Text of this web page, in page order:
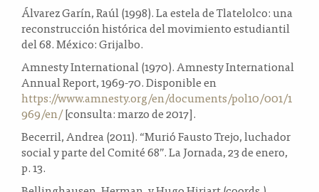
Álvarez Garín, Raúl (1998). La estela de Tlatelolco: una
reconstrucción histórica del movimiento estudiantil
del 68. México: Grijalbo.
Amnesty International (1970). Amnesty International
Annual Report, 1969-70. Disponible en
https://www.amnesty.org/en/documents/pol10/001/1
969/en/[consulta: marzo de 2017].
Becerril, Andrea (2011). “Murió Fausto Trejo, luchador
social y parte del Comité 68”. La Jornada, 23 de enero,
p. 13.